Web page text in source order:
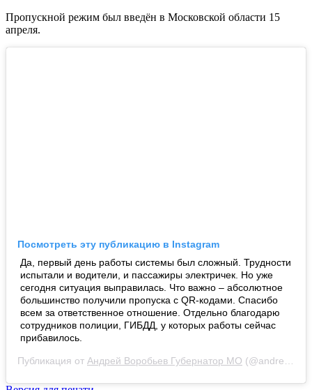
Пропускной режим был введён в Московской области 15
апреля.
Посмотреть эту публикацию в Instagram
Да, первый день работы системы был сложный. Трудности
испытали и водители, и пассажиры электричек. Но уже
сегодня ситуация выправилась. Что важно – абсолютное
большинство получили пропуска с QR-кодами. Спасибо
всем за ответственное отношение. Отдельно благодарю
сотрудников полиции, ГИБДД, у которых работы сейчас
прибавилось.
Публикация от Андрей Воробьев Губернатор МО (@andreyvorobiev) 16 Апр 2020 в 6:21 PDT